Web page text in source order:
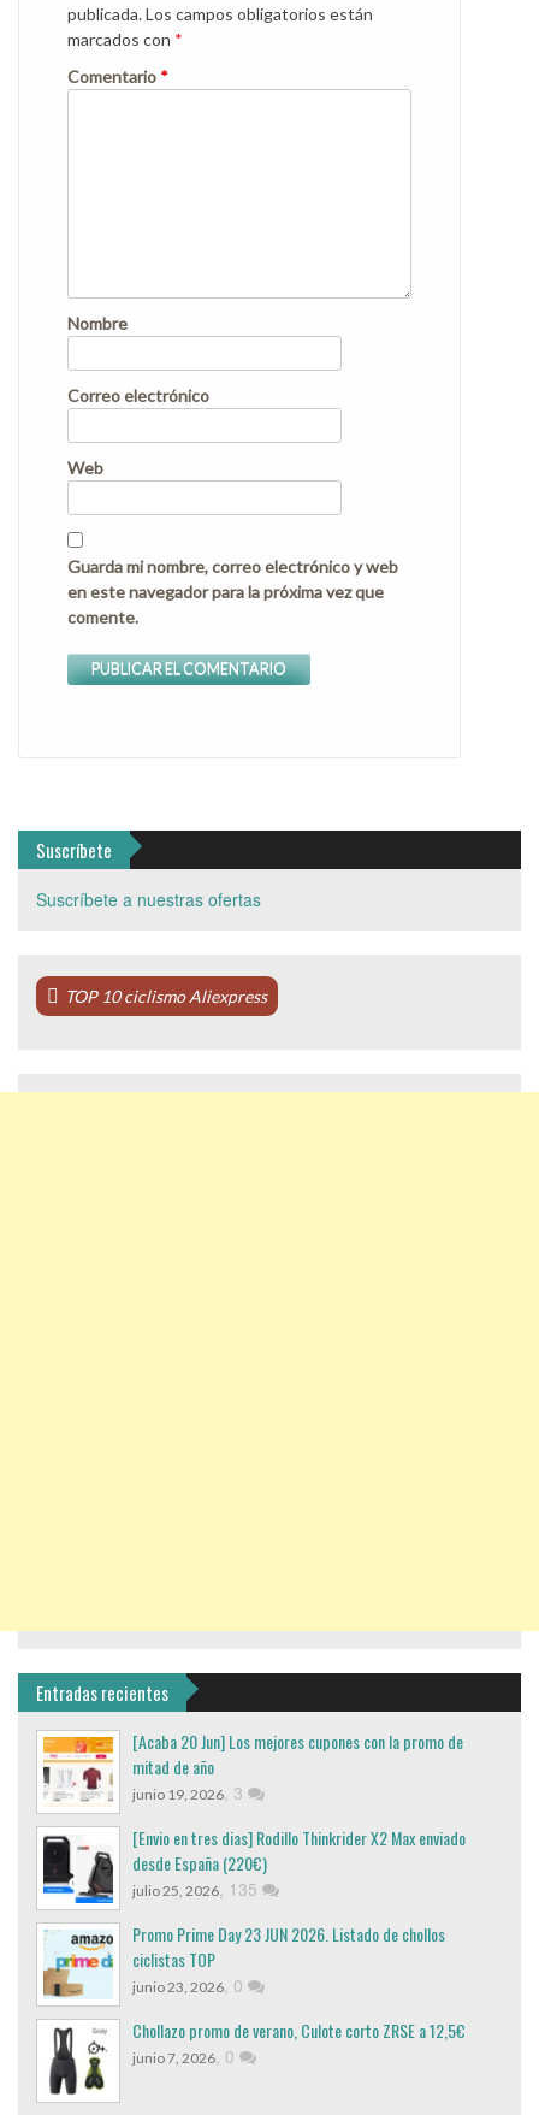
publicada.Los campos obligatorios están
marcados con *
Comentario *
Nombre
Correo electrónico
Web
Guarda mi nombre, correo electrónico y web
en este navegador para la próxima vez que
comente.
Suscríbete
Suscríbete a nuestras ofertas
TOP 10 ciclismo Aliexpress
Entradas recientes
[Acaba 20 Jun] Los mejores cupones con la promo de
mitad de año
junio 19, 2026, 3
[Envio en tres dias] Rodillo Thinkrider X2 Max enviado
desde España (220€)
julio 25, 2026, 135
Promo Prime Day 23 JUN 2026. Listado de chollos
ciclistas TOP
junio 23, 2026, 0
Chollazo promo de verano, Culote corto ZRSE a 12,5€
junio 7, 2026, 0